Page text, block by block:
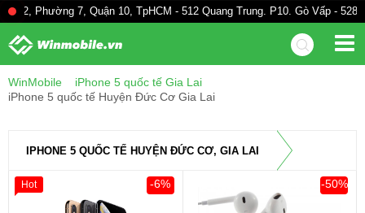
7, Quận 10, TpHCM - 512 Quang Trung. P10. Gò Vấp - 528A Trường
WinMobile
iPhone 5 quốc tế Gia Lai
iPhone 5 quốc tế Huyện Đức Cơ Gia Lai
IPHONE 5 QUỐC TẾ HUYỆN ĐỨC CƠ, GIA LAI
-6%
Hot -50%